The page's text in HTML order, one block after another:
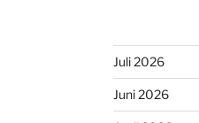
Juli 2026
Juni 2026